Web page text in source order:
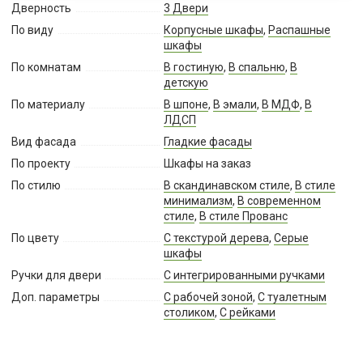
Дверность
3 Двери
По виду
Корпусные шкафы, Распашные
шкафы
По комнатам
В гостиную, В спальню, В
детскую
По материалу
В шпоне, В эмали, В МДФ, В
ЛДСП
Вид фасада
Гладкие фасады
По проекту
Шкафы на заказ
По стилю
В скандинавском стиле, В стиле
минимализм, В современном
стиле, В стиле Прованс
По цвету
С текстурой дерева, Серые
шкафы
Ручки для двери
С интегрированными ручками
Доп. параметры
С рабочей зоной, С туалетным
столиком, С рейками